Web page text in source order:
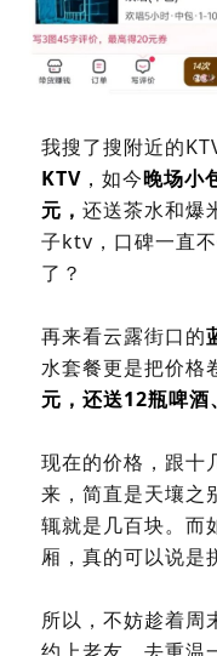
我搜了搜附近的
KTV， 如今晚场小
元 ， 还送茶水和爆
子ktv，口碑一直
了？
再来看云露街口的
水套餐更是把价格
元 ，还送12瓶啤酒
现在的价格，跟十
来，简直是天壤之
辄就是几百块。而
厢，真的可以说是
所以，不妨趁着周